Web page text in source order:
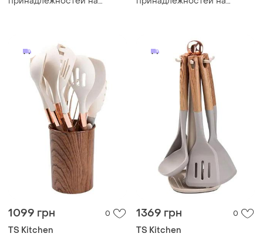
золотом hp-20-66
1099 грн 0
TS Kitchen
1369 грн 0
TS Kitchen